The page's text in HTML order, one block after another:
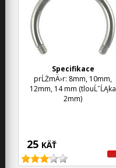
25 KÄŤ
Specifikace
prĹŻmÄ›r: 8mm, 10mm,
12mm, 14 mm (tlouĹˇĹĄka
2mm)